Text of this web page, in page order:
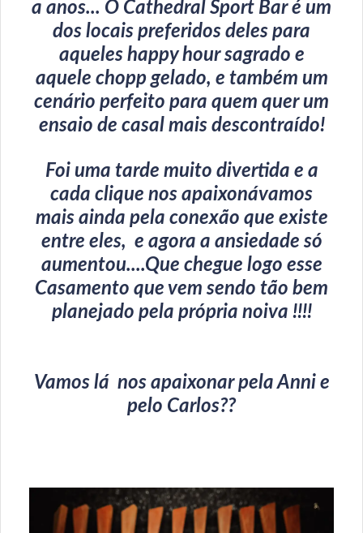
a anos... O Cathedral Sport Bar é um
dos locais preferidos deles para
aqueles happy hour sagrado e
aquele chopp gelado, e também um
cenário perfeito para quem quer um
ensaio de casal mais descontraído!
Foi uma tarde muito divertida e a
cada clique nos apaixonávamos
mais ainda pela conexão que existe
entre eles, e agora a ansiedade só
aumentou....Que chegue logo esse
Casamento que vem sendo tão bem
planejado pela própria noiva !!!!
Vamos lá nos apaixonar pela Anni e
pelo Carlos??